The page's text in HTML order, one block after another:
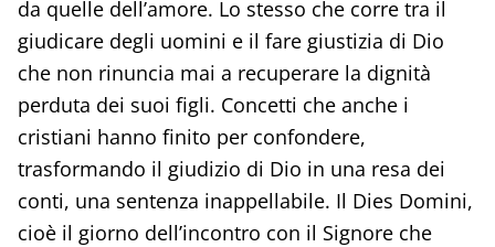
da quelle dell’amore. Lo stesso che corre tra il
giudicare degli uomini e il fare giustizia di Dio
che non rinuncia mai a recuperare la dignità
perduta dei suoi figli. Concetti che anche i
cristiani hanno finito per confondere,
trasformando il giudizio di Dio in una resa dei
conti, una sentenza inappellabile. Il Dies Domini,
cioè il giorno dell’incontro con il Signore che